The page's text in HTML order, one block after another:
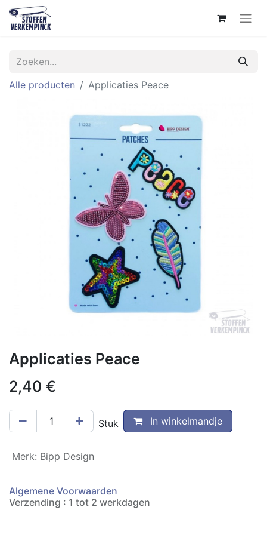
Alle producten Applicaties Peace
Applicaties Peace
2,40 €
Stuk In winkelmandje
Merk: Bipp Design
Algemene Voorwaarden
Verzending : 1 tot 2 werkdagen